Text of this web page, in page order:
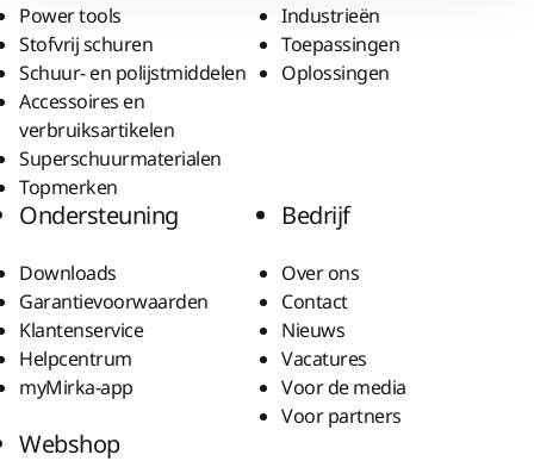
Power tools
Stofvrij schuren
Schuur- en polijstmiddelen
Accessoires en
verbruiksartikelen
Superschuurmaterialen
Topmerken
Industrieën
Toepassingen
Oplossingen
Ondersteuning
Downloads
Garantievoorwaarden
Klantenservice
Helpcentrum
myMirka-app
Bedrijf
Over ons
Contact
Nieuws
Vacatures
Voor de media
Voor partners
Webshop